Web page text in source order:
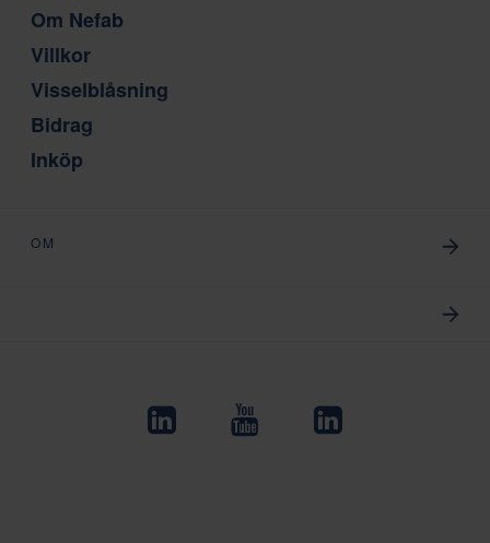
Om Nefab
Villkor
Visselblåsning
Bidrag
Inköp
OM